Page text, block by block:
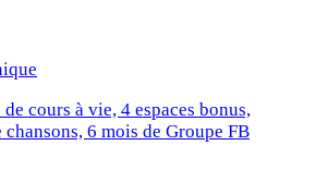
cours à vie, 4 espaces bonus,
6 mois de Groupe FB